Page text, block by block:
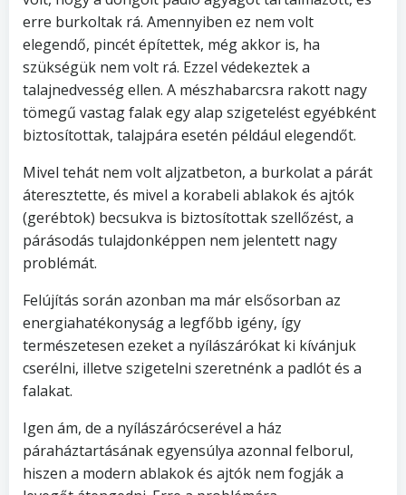
erre burkoltak rá. Amennyiben ez nem volt
elegendő, pincét építettek, még akkor is, ha
szükségük nem volt rá. Ezzel védekeztek a
talajnedvesség ellen. A mészhabarcsra rakott nagy
tömegű vastag falak egy alap szigetelést egyébként
biztosítottak, talajpára esetén például elegendőt.
Mivel tehát nem volt aljzatbeton, a burkolat a párát
áteresztette, és mivel a korabeli ablakok és ajtók
(gerébtok) becsukva is biztosítottak szellőzést, a
párásodás tulajdonképpen nem jelentett nagy
problémát.
Felújítás során azonban ma már elsősorban az
energiahatékonyság a legfőbb igény, így
természetesen ezeket a nyílászárókat ki kívánjuk
cserélni, illetve szigetelni szeretnénk a padlót és a
falakat.
Igen ám, de a nyílászárócserével a ház
páraháztartásának egyensúlya azonnal felborul,
hiszen a modern ablakok és ajtók nem fogják a